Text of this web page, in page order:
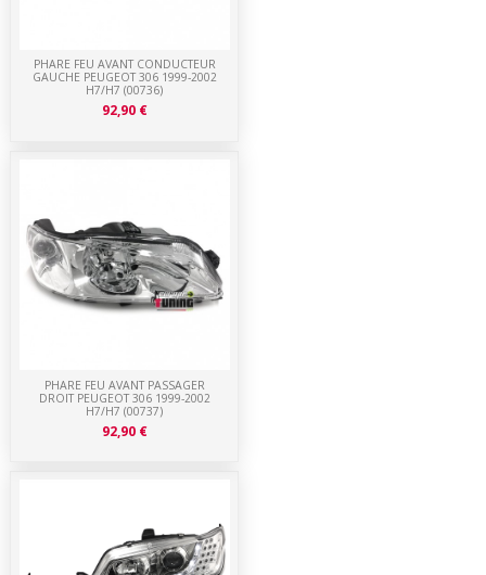
PHARE FEU AVANT PASSAGER
DROIT PEUGEOT 306 1999-2002
H7/H7 (00737)
92,90 €
PHARE FEU AVANT CONDUCTEUR
GAUCHE PEUGEOT 306 1999-2002
H7/H7 (00736)
92,90 €